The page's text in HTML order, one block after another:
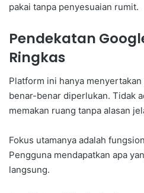
pakai tanpa penyesuaian rumit.
Pendekatan
Ringkas
Platform ini hanya
benar-benar diperlukan. Tidak
memakan ruang tanpa alasan
Fokus utamanya adalah
Pengguna mendapatkan apa
langsung.